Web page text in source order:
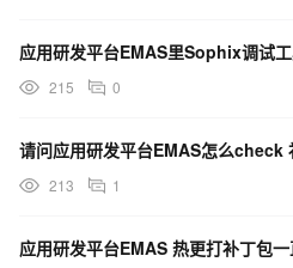
215 0
213 1
应用研发平台EMAS 热更打补丁包